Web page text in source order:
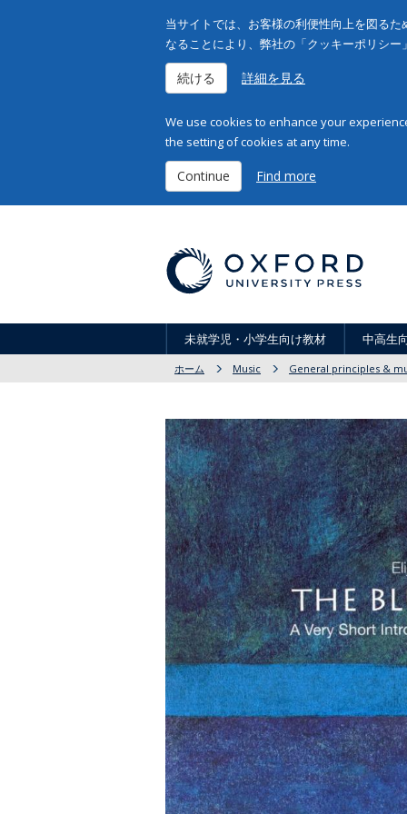
当サイトでは、お客様の利便性向上を図る
なることにより、弊社の「クッキーポリシ
続ける 詳細を見る
We use cookies to enhance your
the setting of cookies at any time.
Continue Find more
未就学児・小学生向け教材 中高生
ホーム Music General principles &